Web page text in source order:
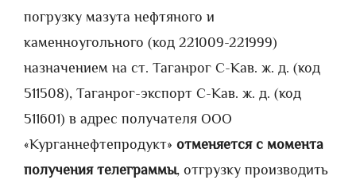
погрузку мазута нефтяного и
каменноугольного (код 221009-221999)
назначением на ст. Таганрог С-Кав. ж. д. (код
511508), Таганрог-экспорт С-Кав. ж. д. (код
511601) в адрес получателя ООО
«Курганнефтепродукт» отменяется с момента
получения телеграммы, отгрузку производить